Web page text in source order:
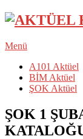
Menü
A101 Aktüel
BİM Aktüel
ŞOK Aktüel
ŞOK 1